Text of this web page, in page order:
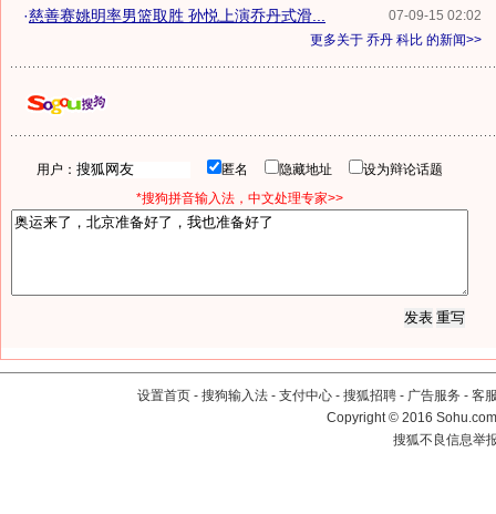
07-09-15 02:02
·慈善赛姚明率男篮取胜 孙悦上演乔丹式滑...
更多关于 乔丹 科比 的新闻>>
用户： 匿名 隐藏地址
设为辩论话题
*搜狗拼音输入法，中文处理专家>>
设置首页 - 搜狗输入法 - 支付中心 - 搜狐招聘 - 广告服务 - 客
Copyright©2016
搜狐不良信息举